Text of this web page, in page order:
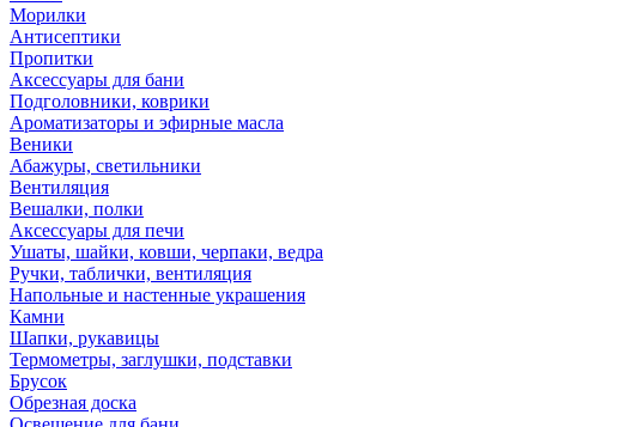
Морилки
Антисептики
Пропитки
Аксессуары для бани
Подголовники, коврики
Ароматизаторы и эфирные масла
Веники
Абажуры, светильники
Вентиляция
Вешалки, полки
Аксессуары для печи
Ушаты, шайки, ковши, черпаки, ведра
Ручки, таблички, вентиляция
Напольные и настенные украшения
Камни
Шапки, рукавицы
Термометры, заглушки, подставки
Брусок
Обрезная доска